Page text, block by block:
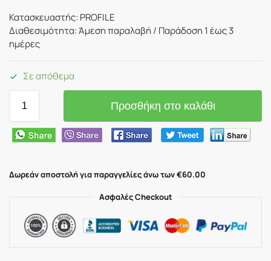
Κατασκευαστής: PROFILE
Διαθεσιμότητα: Άμεση παραλαβή / Παράδoση 1 έως 3
ημέρες
Σε απόθεμα
Προσθήκη στο καλάθι
Δωρεάν αποστολή για παραγγελίες άνω των €60.00
Ασφαλές Checkout